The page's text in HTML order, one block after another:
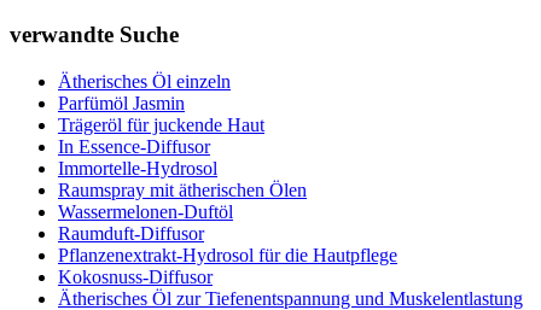
verwandte Suche
Ätherisches Öl einzeln
Parfümöl Jasmin
Trägeröl für juckende Haut
In Essence-Diffusor
Immortelle-Hydrosol
Raumspray mit ätherischen Ölen
Wassermelonen-Duftöl
Raumduft-Diffusor
Pflanzenextrakt-Hydrosol für die Hautpflege
Kokosnuss-Diffusor
Ätherisches Öl zur Tiefenentspannung und Muskelentlastung